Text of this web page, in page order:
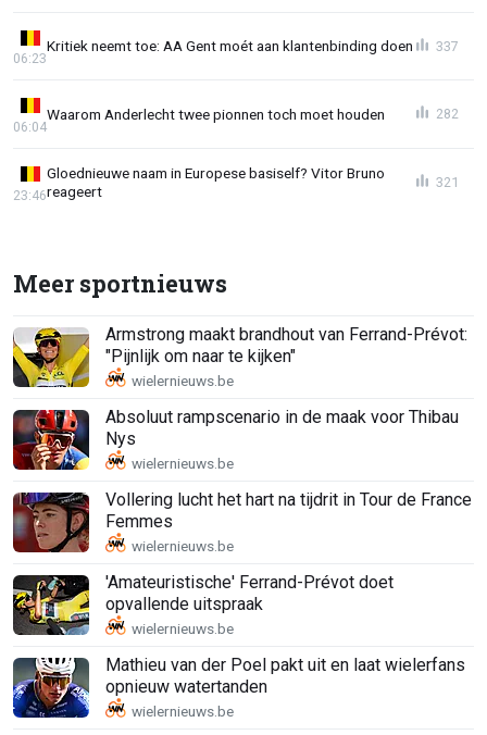
Kritiek neemt toe: AA Gent moét aan klantenbinding doen
06:23
337
Waarom Anderlecht twee pionnen toch moet houden
06:04
282
Gloednieuwe naam in Europese basiself? Vitor Bruno
reageert
23:46
321
Meer sportnieuws
Armstrong maakt brandhout van Ferrand-Prévot:
"Pijnlijk om naar te kijken"
Absoluut rampscenario in de maak voor Thibau
Nys
Vollering lucht het hart na tijdrit in Tour de France
Femmes
'Amateuristische' Ferrand-Prévot doet
opvallende uitspraak
Mathieu van der Poel pakt uit en laat wielerfans
opnieuw watertanden